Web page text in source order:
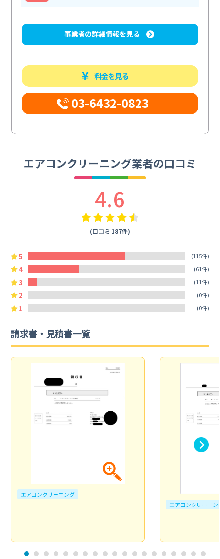
事業者の詳細情報を見る
料金を見る
03-6432-0823
エアコンクリーニング業者の口コミ
4.6
(口コミ 187件)
5 (115件)
4 (61件)
3 (11件)
2 (0件)
1 (0件)
請求書・見積書一覧
エアコンクリーニング
エアコンクリーニン